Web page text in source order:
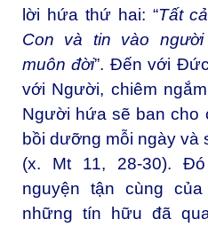
lời hứa thứ hai: “Tất
Con và tin vào
muôn đời”. Đến với
với Người, chiêm
Người hứa sẽ ban cho
bồi dưỡng mỗi ngày và
(x. Mt 11, 28-30).
nguyện tận cùng
những tín hữu đã